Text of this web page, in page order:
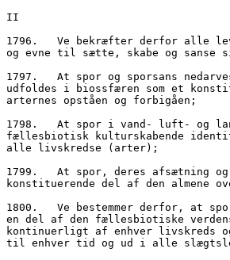
II
1796.	Ve bekræfter derfor alle levende væseners ret
og evne til sætte, skabe og sanse
1797.	At spor og sporsans nedarves genetisk og
udfoldes i biossfæren som et
arternes opståen og forbigåen;
1798.	At spor i vand- luft- og landform er en
fællesbiotisk kulturskabende
alle livskredse (arter);
1799.	At spor, deres afsætning og gendannelse, er en
konstituerende del af den almene
1800.	Ve bestemmer derfor, at spor i enhver form er
en del af den fællesbiotiske
kontinuerligt af enhver livskreds
til enhver tid og ud i alle